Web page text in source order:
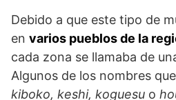
Debido a que este tipo de
en varios pueblos de la
cada zona se llamaba de
Algunos de los nombres
kiboko, keshi, koguesu o